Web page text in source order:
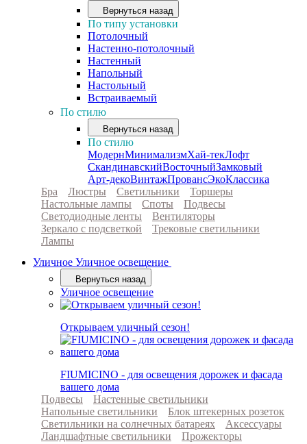
Вернуться назад
По типу установки
Потолочный
Настенно-потолочный
Настенный
Напольный
Настольный
Встраиваемый
По стилю
Вернуться назад
По стилю
МодернМинимализмХай-текЛофт
СкандинавскийВосточныйЗамковый
Арт-декоВинтажПровансЭкоКлассика
Бра
Люстры Светильники
Торшеры
Настольные лампы
Споты
Подвесы
Светодиодные ленты
Вентиляторы
Зеркало с подсветкой
Трековые светильники
Лампы
Уличное Уличное освещение
Вернуться назад
Уличное освещение
Открываем уличный сезон!
FIUMICINO - для освещения дорожек и фасада
вашего дома
Подвесы
Настенные светильники
Напольные светильники
Блок штекерных розеток
Светильники на солнечных батареях
Аксессуары
Ландшафтные светильники
Прожекторы